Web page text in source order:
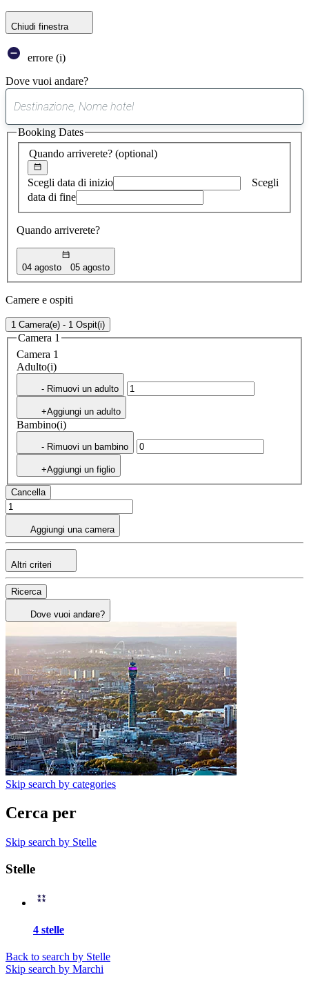
Chiudi finestra
errore (i)
Dove vuoi andare?
suggerimento
trovato
Quando arriverete? (optional)
Scegli data di inizio
Scegli
data di fine
Quando arriverete?
04 agosto 05 agosto
Booking Dates
Camere e ospiti
1 Camera(e) - 1 Ospit(i)
Camera 1
Camera 1
Adulto(i)
- Rimuovi un adulto
+Aggiungi un adulto
Bambino(i)
- Rimuovi un bambino
+Aggiungi un figlio
Cancella
Aggiungi una camera
Altri criteri
Ricerca
Dove vuoi andare?
Skip search by categories
Cerca per
Skip search by Stelle
Stelle
4 stelle
Back to search by Stelle
Skip search by Marchi